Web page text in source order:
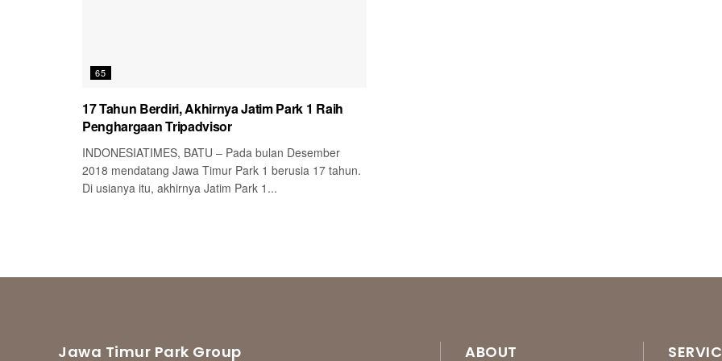
65
17 Tahun Berdiri, Akhirnya Jatim Park 1 Raih
Penghargaan Tripadvisor
INDONESIATIMES, BATU – Pada bulan Desember
2018 mendatang Jawa Timur Park 1 berusia 17 tahun.
Di usianya itu, akhirnya Jatim Park 1...
Jawa Timur Park Group ABOUT